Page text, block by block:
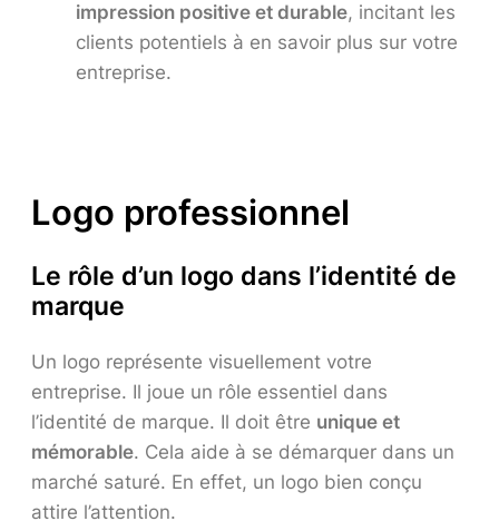
impression positive et durable, incitant les
clients potentiels à en savoir plus sur votre
entreprise.
Logo professionnel
Le rôle d’un logo dans l’identité de
marque
Un logo représente visuellement votre
entreprise. Il joue un rôle essentiel dans
l’identité de marque. Il doit être unique et
mémorable. Cela aide à se démarquer dans un
marché saturé. En effet, un logo bien conçu
attire l’attention.